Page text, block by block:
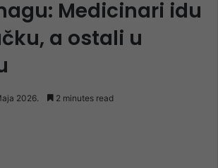
Medicinari idu
a ostali u
2026. 2 minutes read